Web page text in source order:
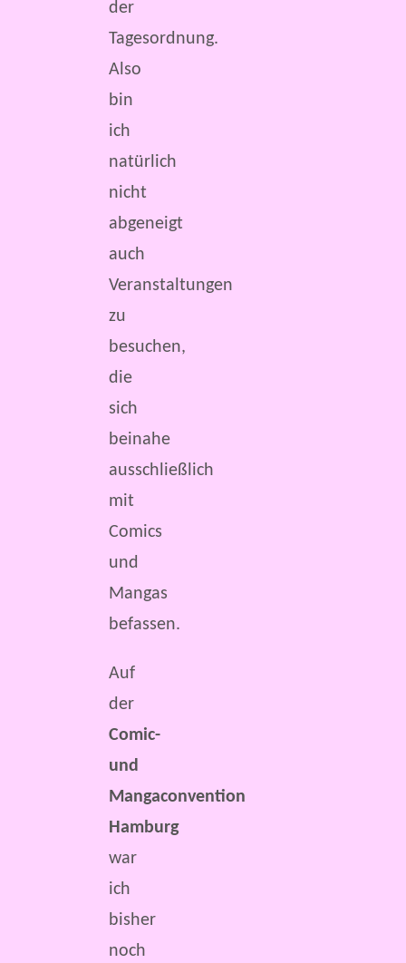
der
Tagesordnung.
Also
bin
ich
natürlich
nicht
abgeneigt
auch
Veranstaltungen
zu
besuchen,
die
sich
beinahe
ausschließlich
mit
Comics
und
Mangas
befassen.
Auf
der
Comic-
und
Mangaconvention
Hamburg
war
ich
bisher
noch